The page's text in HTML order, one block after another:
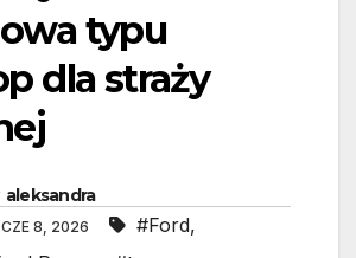
typu
dla straży
aleksandra
CZE 8, 2026 #Ford,